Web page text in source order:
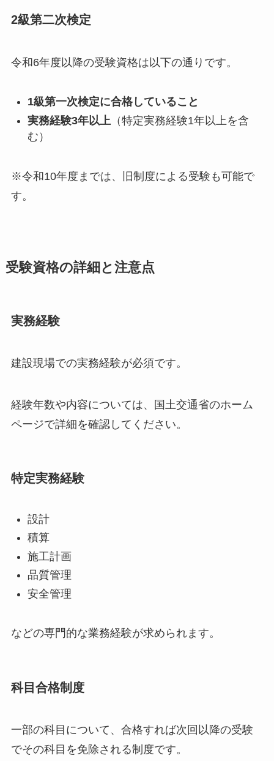
2級第二次検定
令和6年度以降の受験資格は以下の通りです。
1級第一次検定に合格していること
実務経験3年以上 （特定実務経験1年以上を含
む）
※令和10年度までは、旧制度による受験も可能で
す。
受験資格の詳細と注意点
実務経験
建設現場での実務経験が必須です。
経験年数や内容については、国土交通省のホーム
ページで詳細を確認してください。
特定実務経験
設計
積算
施工計画
品質管理
安全管理
などの専門的な業務経験が求められます。
科目合格制度
一部の科目について、合格すれば次回以降の受験
でその科目を免除される制度です。